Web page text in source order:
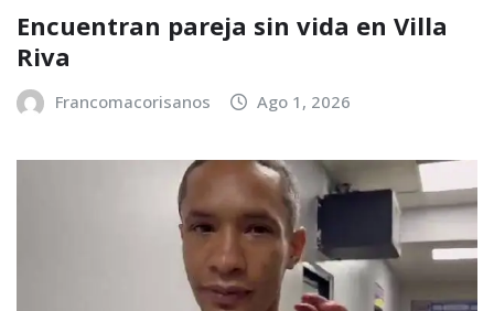
Encuentran pareja sin vida en Villa
Riva
Francomacorisanos Ago 1, 2026